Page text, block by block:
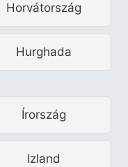
Horvátország
Hurghada
Írország
Izland